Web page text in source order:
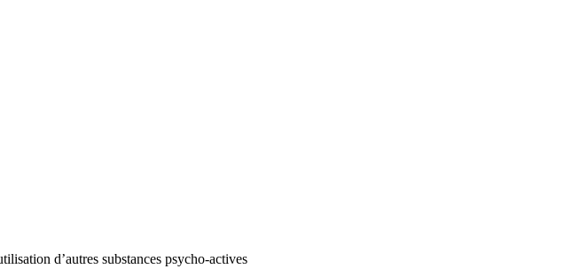
d’autres substances psycho-actives